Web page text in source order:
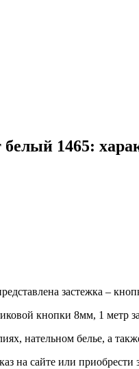
1465:
застежка –
кнопки 8мм, 1 метр
нательном белье, а
на сайте или